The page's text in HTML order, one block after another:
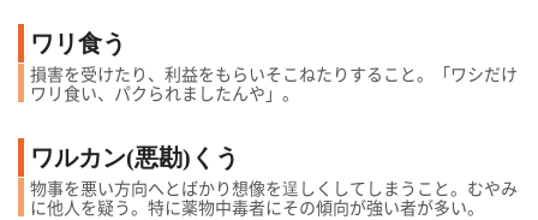
ワリ食う
損害を受けたり、利益をもらいそこねたりすること。「ワシだけ
ワリ食い、パクられましたんや」。
ワルカン(悪勘)くう
物事を悪い方向へとばかり想像を逞しくしてしまうこと。むやみ
に他人を疑う。特に薬物中毒者にその傾向が強い者が多い。